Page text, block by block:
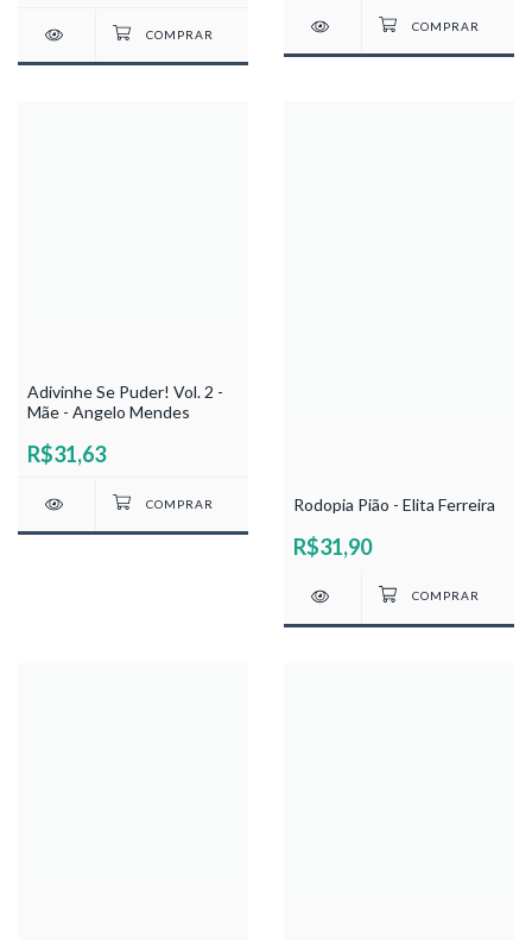
Adivinhe Se Puder! Vol. 2 -
Mãe - Angelo Mendes
R$31,63
Rodopia Pião - Elita Ferreira
R$31,90